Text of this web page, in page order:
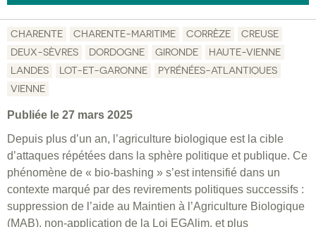
CHARENTE CHARENTE-MARITIME CORRÈZE
CREUSE
DEUX-SÈVRES
DORDOGNE GIRONDE
HAUTE-VIENNE
LANDES
LOT-ET-GARONNE
PYRÉNÉES-ATLANTIQUES
VIENNE
Publiée le 27 mars 2025
Depuis plus d’un an, l’agriculture biologique est la cible
d’attaques répétées dans la sphère politique et publique. Ce
phénomène de « bio-bashing » s’est intensifié dans un
contexte marqué par des revirements politiques successifs :
suppression de l’aide au Maintien à l’Agriculture Biologique
(MAB), non-application de la Loi EGAlim, et plus